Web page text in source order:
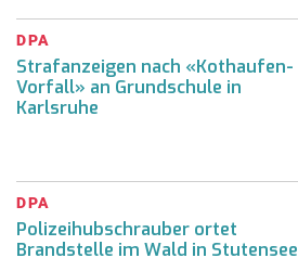
DPA
Strafanzeigen nach «Kothaufen-
Vorfall» an Grundschule in
Karlsruhe
DPA
Polizeihubschrauber ortet
Brandstelle im Wald in Stutensee